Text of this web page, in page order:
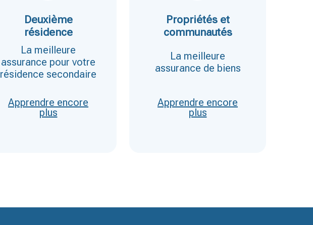
Deuxième
résidence
La meilleure
assurance pour votre
résidence secondaire
Apprendre encore
plus
Propriétés et
communautés
La meilleure
assurance de biens
Apprendre encore
plus